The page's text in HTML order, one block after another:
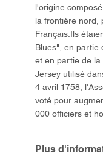
l'origine
la frontière nord,
Français.Ils
Blues", en partie
et en partie de la
Jersey utilisé
4 avril 1758,
voté pour
000 officiers et
Plus